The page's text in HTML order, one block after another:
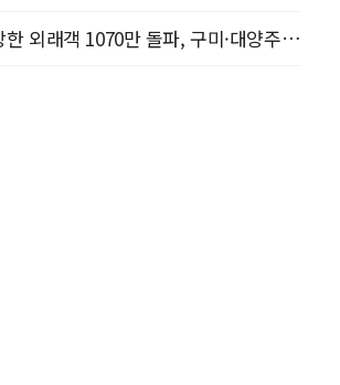
올 상반기 방한 외래객 1070만 돌파, 구미·대양주 시장 폭발적 성장